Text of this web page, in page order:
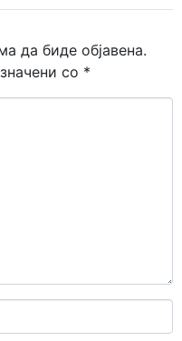
да биде објавена.
со *